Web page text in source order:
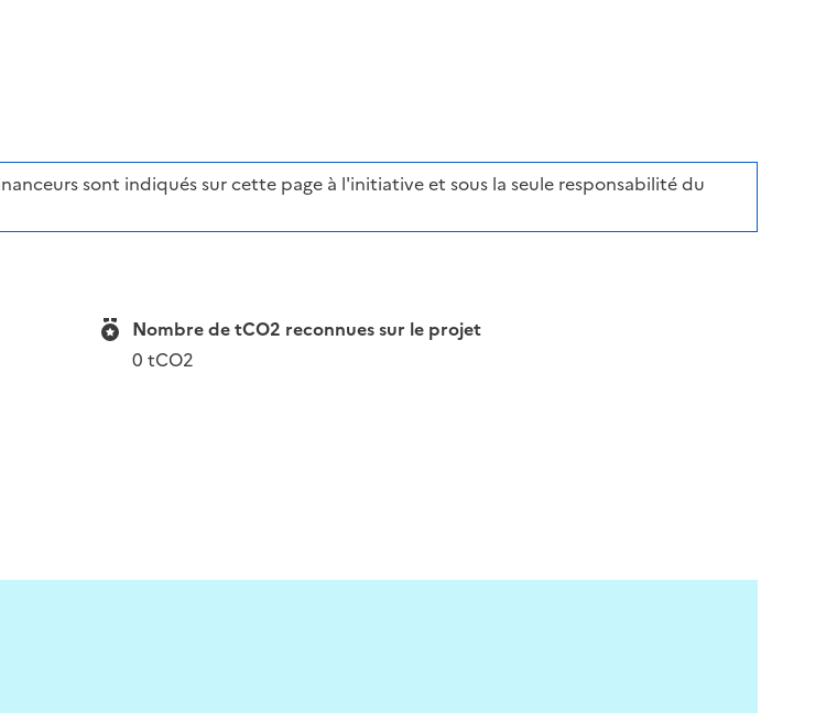
sont indiqués sur cette page à l'initiative et sous la seule responsabilité du
Nombre de tCO2 reconnues sur le projet
0 tCO2